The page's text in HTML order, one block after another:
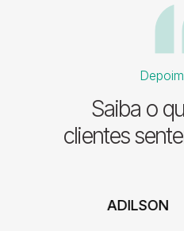
Saiba o
clientes
ADILSON